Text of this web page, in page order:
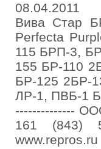
08.04.2011
Вива Стар
Perfecta
115 БРП-3,
155 БР-110
БР-125 2БР-
ЛР-1, ПВБ-1
--------------
161 (843)
www.repros.ru